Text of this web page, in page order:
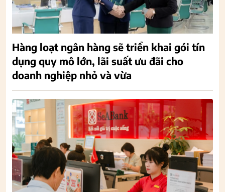
Hàng loạt ngân hàng sẽ triển khai gói tín
dụng quy mô lớn, lãi suất ưu đãi cho
doanh nghiệp nhỏ và vừa